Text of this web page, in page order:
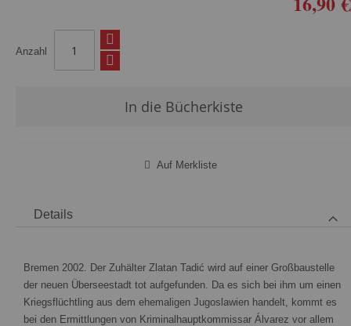
Anzahl
In die Bücherkiste
Auf Merkliste
Details
Bremen 2002. Der Zuhälter Zlatan Tadić wird auf einer Großbaustelle
der neuen Überseestadt tot aufgefunden. Da es sich bei ihm um einen
Kriegsflüchtling aus dem ehemaligen Jugoslawien handelt, kommt es
bei den Ermittlungen von Kriminalhauptkommissar Álvarez vor allem